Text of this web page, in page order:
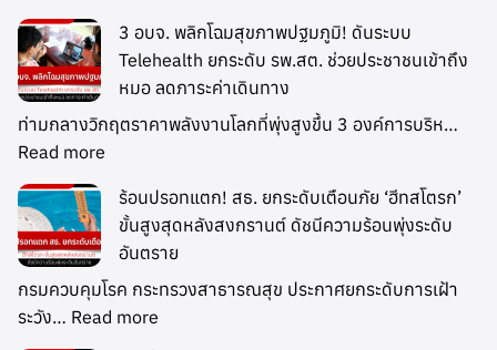
3 อบจ. พลิกโฉมสุขภาพปฐมภูมิ! ดันระบบ
Telehealth ยกระดับ รพ.สต. ช่วยประชาชนเข้าถึง
หมอ ลดภาระค่าเดินทาง
ท่ามกลางวิกฤตราคาพลังงานโลกที่พุ่งสูงขึ้น 3 องค์การบริห…
Read more
ร้อนปรอทแตก! สธ. ยกระดับเตือนภัย ‘ฮีทสโตรก’
ขั้นสูงสุดหลังสงกรานต์ ดัชนีความร้อนพุ่งระดับ
อันตราย
กรมควบคุมโรค กระทรวงสาธารณสุข ประกาศยกระดับการเฝ้า
ระวัง… Read more